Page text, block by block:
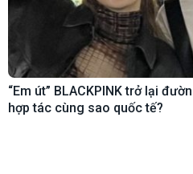
“Em út” BLACKPINK trở lại
hợp tác cùng sao quốc tế?